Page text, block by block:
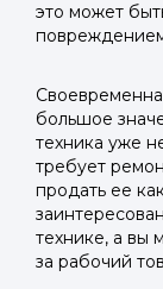
это может
большое
техника уже
требует
продать ее
технике, а вы
за рабочий